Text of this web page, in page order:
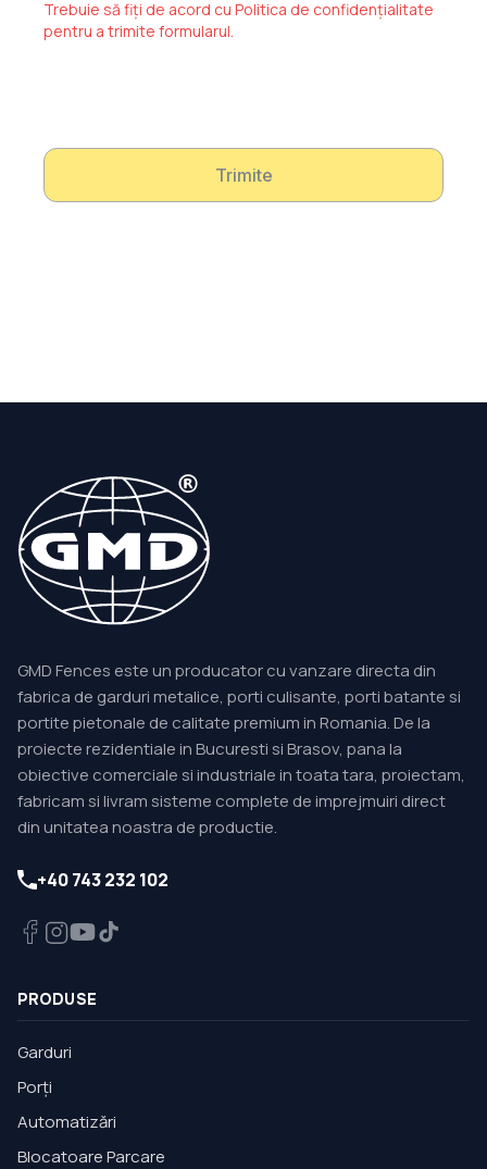
Trebuie să fiți de acord cu Politica de confidențialitate
pentru a trimite formularul.
Trimite
GMD Fences este un producator cu vanzare directa din
fabrica de garduri metalice, porti culisante, porti batante si
portite pietonale de calitate premium in Romania. De la
proiecte rezidentiale in Bucuresti si Brasov, pana la
obiective comerciale si industriale in toata tara, proiectam,
fabricam si livram sisteme complete de imprejmuiri direct
din unitatea noastra de productie.
+40 743 232 102
PRODUSE
Garduri
Porți
Automatizări
Blocatoare Parcare